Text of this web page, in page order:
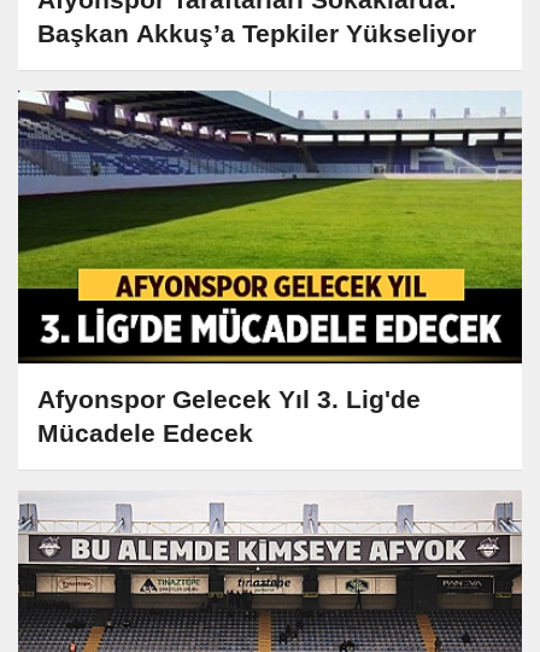
Başkan Akkuş’a Tepkiler Yükseliyor
Afyonspor Gelecek Yıl 3. Lig'de
Mücadele Edecek